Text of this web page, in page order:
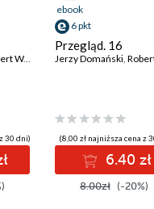
,Kornel Wawrzyniak,
30 dni)
ebook
6 pkt
Przegląd. 16
Jerzy Domański, Robert
(8,00 zł najniższa cena z
6.40 zł
8.00zł (-20%)